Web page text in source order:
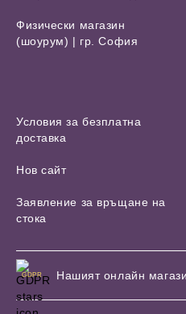
Физически магазин
(шоурум) | гр. София
Условия за безплатна
доставка
Нов сайт
Заявление за връщане на
стока
GDPR Нашият онлайн